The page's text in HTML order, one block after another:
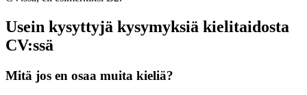
Usein kysyttyjä kysymyksiä kielitaidosta
CV:ssä
Mitä jos en osaa muita kieliä?